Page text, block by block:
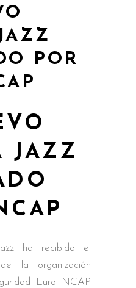
POR
JAZZ
ha recibido el
la organización
Euro NCAP